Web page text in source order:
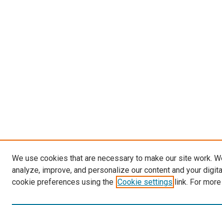
We use cookies that are necessary to make our site work.
analyze, improve, and personalize our content and your
cookie preferences using the Cookie settings link. For